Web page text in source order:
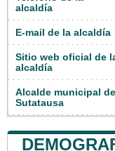
alcaldía
E-mail de la alcaldía
Sitio web oficial de
alcaldía
Alcalde municipal de
Sutatausa